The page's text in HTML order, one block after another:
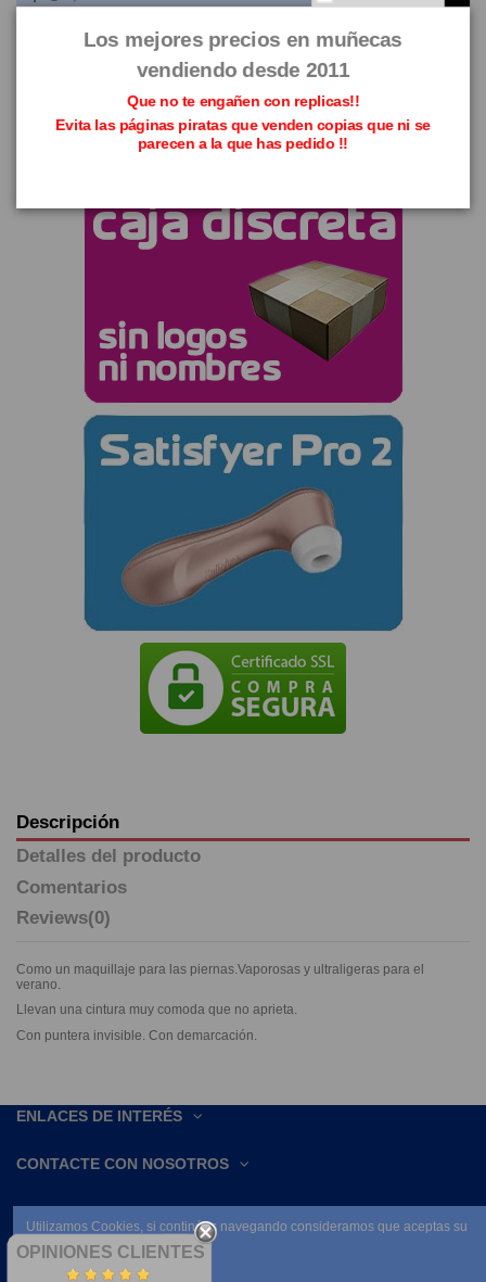
NO TE LO PIENSES
Descripción
Detalles del producto
Comentarios
Reviews(0)
Como un maquillaje para las piernas.Vaporosas y ultraligeras para el
verano.
Llevan una cintura muy comoda que no aprieta.
Con puntera invisible. Con demarcación.
ENLACES DE INTERÉS
CONTACTE CON NOSOTROS
OPINIONES CLIENTES
Los mejores precios en muñecas
vendiendo desde 2011
Que no te engañen con replicas!!
Evita las páginas piratas que venden copias que ni se
parecen a la que has pedido !!
Utilizamos Cookies, si continúas navegando consideramos que aceptas su
uso.
Leer condiciones